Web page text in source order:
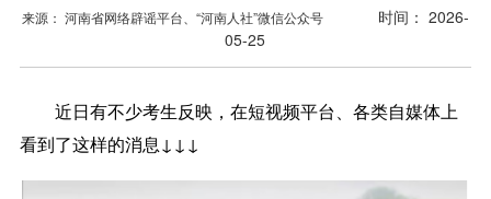
来源： 河南省网络辟谣平台、“河南人社”微信公众号
时间： 2026-
05-25
近日有不少考生反映，在短视频平台、各类自媒体上
看到了这样的消息↓↓↓